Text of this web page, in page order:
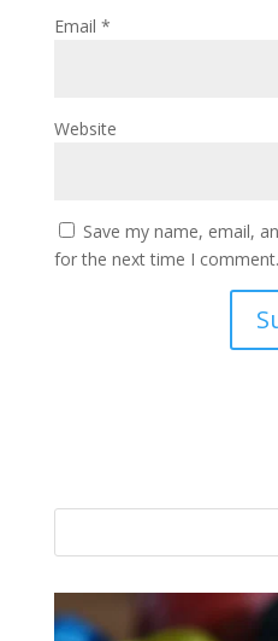
Email *
Website
Save my name, email,
for the next time I comment.